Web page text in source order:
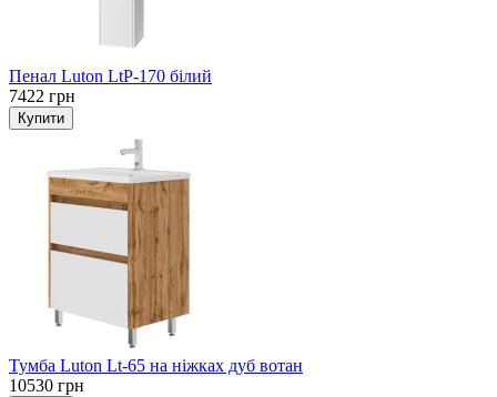
Пенал Luton LtP-170 білий
7422 грн
Тумба Luton Lt-65 на ніжках дуб вотан
10530 грн